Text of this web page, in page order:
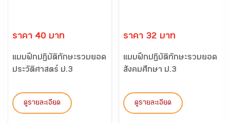
ราคา 40 บาท
แบบฝึกปฏิบัติทักษะรวบยอด
ประวัติศาสตร์ ป.3
ดูรายละเอียด
ราคา 32 บาท
แบบฝึกปฏิบัติทักษะรวบยอด
สังคมศึกษา ป.3
ดูรายละเอียด